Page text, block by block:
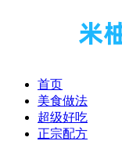
首页
美食做法
超级好吃
正宗配方